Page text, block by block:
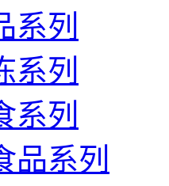
系列
系列
系列
品系列